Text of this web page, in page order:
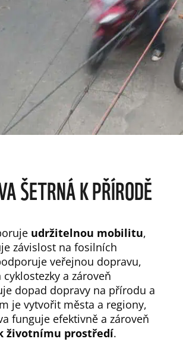
ŠETRNÁ K PŘÍRODĚ
udržitelnou mobilitu,
závislost na fosilních
veřejnou dopravu,
cyklostezky a zároveň
dopad dopravy na přírodu a
je vytvořit města a regiony,
funguje efektivně a zároveň
životnímu prostředí.